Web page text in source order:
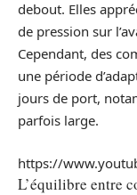
debout. Elles
de pression sur
Cependant, des
une période
jours de port,
parfois large.
https://
L’équilibre entre